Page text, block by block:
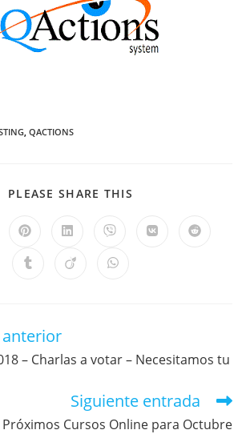
, QACTIONS
PLEASE SHARE THIS
anterior
– Charlas a votar – Necesitamos tu
Siguiente entrada
Cursos Online para Octubre